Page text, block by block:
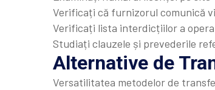
Verificați că furnizorul comunică
Verificați lista interdicțiilor a
Studiați clauzele și prevederile
Alternative de
Versatilitatea metodelor de